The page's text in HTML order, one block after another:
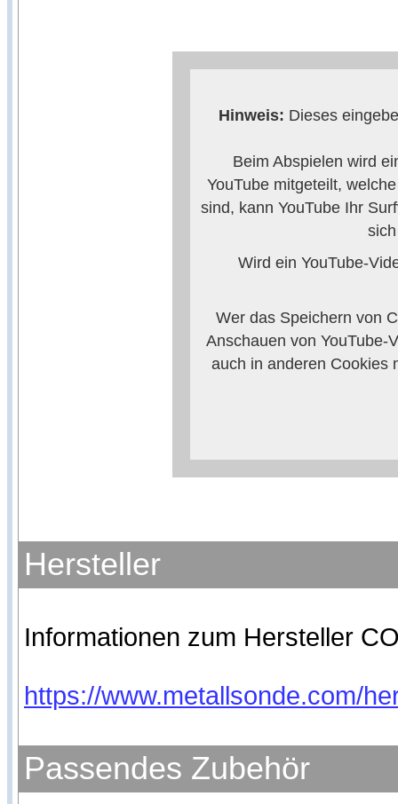
Hinweis: Dieses
Beim Abspielen wird
YouTube mitgeteilt,
sind, kann YouTube Ihr
Wird ein YouTube-
Wer das Speichern von
Anschauen von YouTube-
auch in anderen Cookies
Hersteller
Informationen zum Hersteller
https://www.metallsonde.com/
Passendes Zubehör